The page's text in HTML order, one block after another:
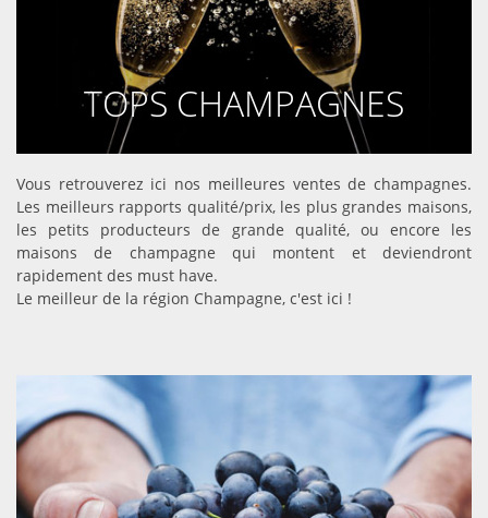
TOPS CHAMPAGNES
DÉCOUVRIR
Vous retrouverez ici nos meilleures ventes de champagnes.
Les meilleurs rapports qualité/prix, les plus grandes maisons,
les petits producteurs de grande qualité, ou encore les
maisons de champagne qui montent et deviendront
rapidement des must have.
Le meilleur de la région Champagne, c'est ici !